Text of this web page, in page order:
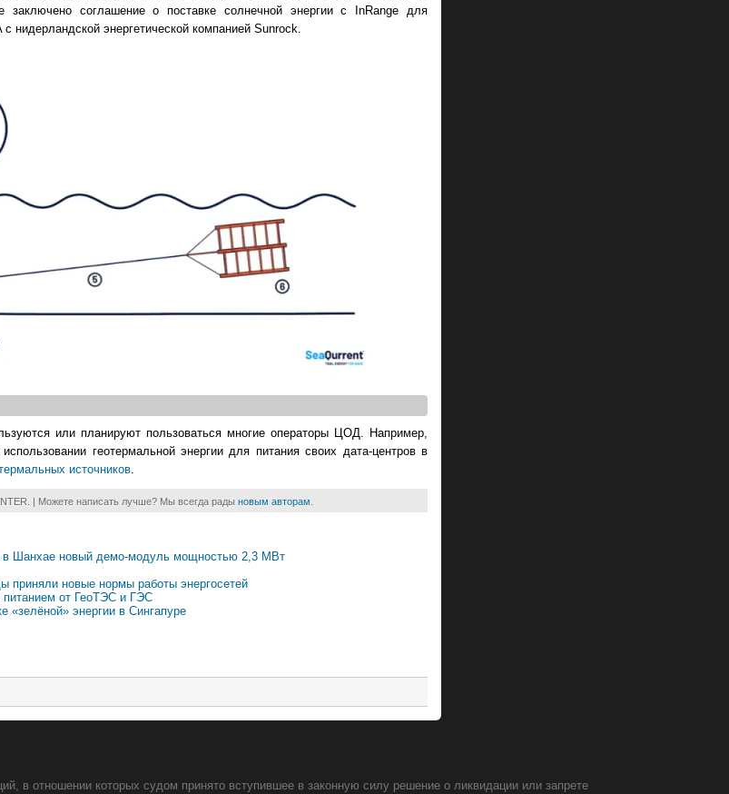
соглашение о поставке солнечной энергии с InRange для
энергетической компанией Sunrock.
или планируют пользоваться многие операторы ЦОД. Например,
геотермальной энергии для питания своих дата-центров в
источников
| Можете написать лучше? Мы всегда рады новым авторам
в Шанхае новый демо-модуль мощностью 2,3 МВт
приняли новые нормы работы энергосетей
питанием от ГеоТЭС и ГЭС
«зелёной» энергии в Сингапуре
в отношении которых судом принято вступившее в законную силу решение о ликвидации или запрете